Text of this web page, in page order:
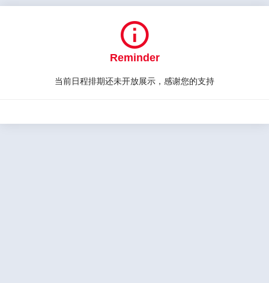

Reminder
当前日程排期还未开放展示，感谢您的支持